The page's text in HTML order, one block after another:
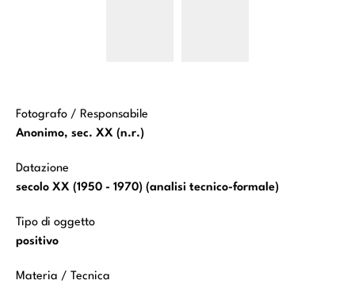
Fotografo / Responsabile
Anonimo, sec. XX (n.r.)
Datazione
secolo XX (1950 - 1970) (analisi tecnico-formale)
Tipo di oggetto
positivo
Materia / Tecnica